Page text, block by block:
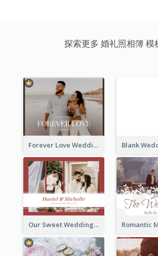
探索更多 婚礼照相簿 模
Forever Love Wedding Photo Book
Our Sweet Wedding Photo Book